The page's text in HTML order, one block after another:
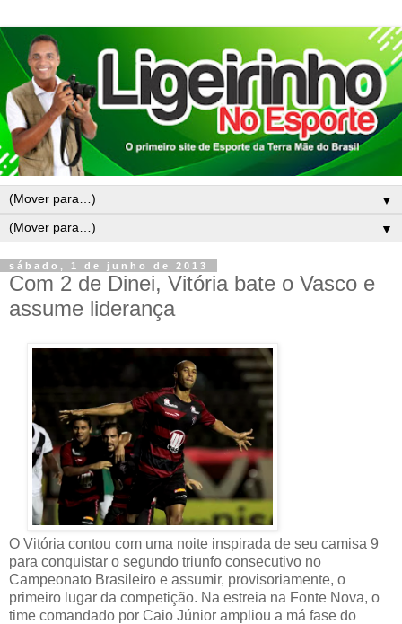
▼
▼
sábado, 1 de junho de 2013
Com 2 de Dinei, Vitória bate o Vasco e
assume liderança
O Vitória contou com uma noite inspirada de seu camisa 9
para conquistar o segundo triunfo consecutivo no
Campeonato Brasileiro e assumir, provisoriamente, o
primeiro lugar da competição. Na estreia na Fonte Nova, o
time comandado por Caio Júnior ampliou a má fase do